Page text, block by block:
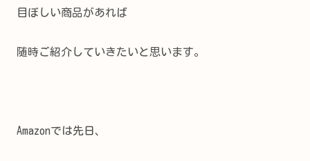
目ぼしい商品があれば
随時ご紹介していきたいと思います。
Amazonでは先日、